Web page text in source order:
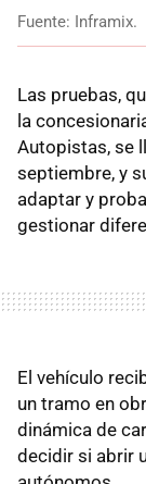
Fuente: Inframix.
Las pruebas,
la
Autopistas, se
septiembre, y
adaptar y
gestionar
El vehículo
un tramo en
dinámica de
decidir si abrir